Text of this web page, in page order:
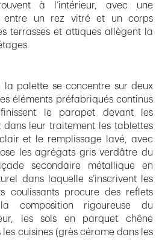
à l’intérieur, avec une
entre un rez vitré et un corps
terrasses et attiques allègent la
la palette se concentre sur deux
éléments préfabriqués continus
le parapet devant les
dans leur traitement les tablettes
et le remplissage lavé, avec
les agrégats gris verdâtre du
secondaire métallique en
dans laquelle s’inscrivent les
coulissants procure des reflets
composition rigoureuse du
les sols en parquet chêne
les cuisines (grès cérame dans les